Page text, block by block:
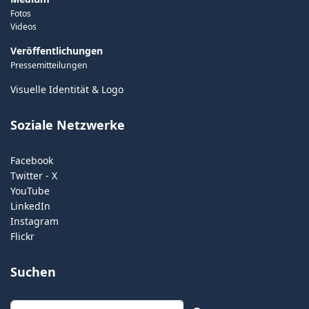
Fotos
Videos
Veröffentlichungen
Pressemitteilungen
Visuelle Identität & Logo
Soziale Netzwerke
Facebook
Twitter - X
YouTube
LinkedIn
Instagram
Flickr
Suchen